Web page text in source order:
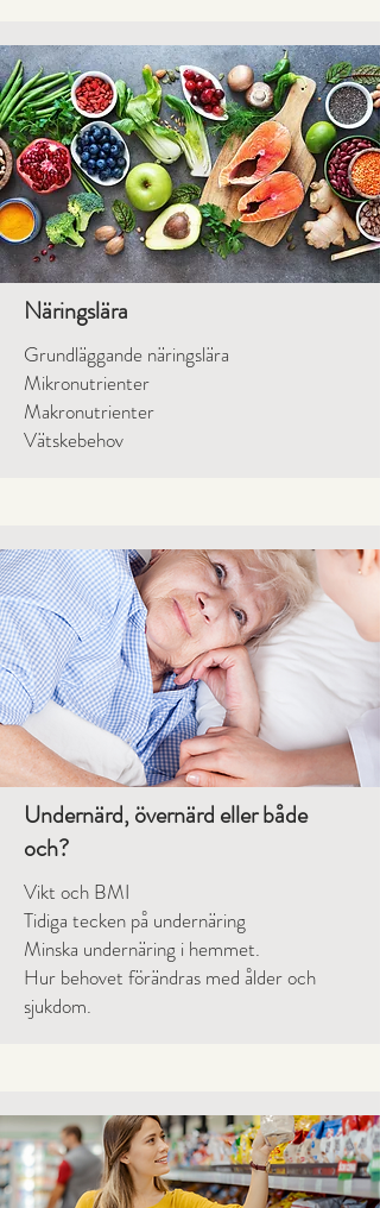
Näringslära
Grundläggande näringslära
Mikronutrienter
Makronutrienter
Vätskebehov
Undernärd, övernärd eller både
och?
Vikt och BMI
Tidiga tecken på undernäring
Minska undernäring i hemmet.
Hur behovet förändras med ålder och
sjukdom.